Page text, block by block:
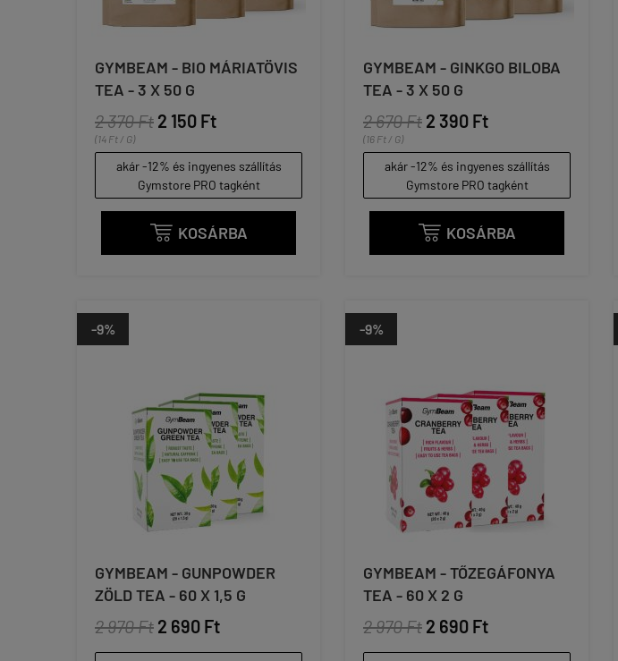
GYMBEAM - BIO MÁRIATÖVIS
TEA - 3 X 50 G
2 370 Ft 2 150 Ft
(14 Ft / G)
akár -12% és ingyenes szállítás
Gymstore PRO tagként
 KOSÁRBA
GYMBEAM - GINKGO BILOBA
TEA - 3 X 50 G
2 670 Ft 2 390 Ft
(16 Ft / G)
akár -12% és ingyenes szállítás
Gymstore PRO tagként
 KOSÁRBA
-9%
GYMBEAM - GUNPOWDER
ZÖLD TEA - 60 X 1,5 G
2 970 Ft 2 690 Ft
-9%
GYMBEAM - TŐZEGÁFONYA
TEA - 60 X 2 G
2 970 Ft 2 690 Ft